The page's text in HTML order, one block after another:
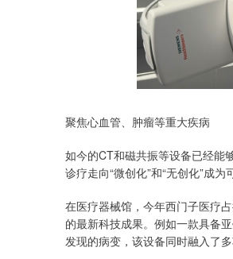
聚焦心血管、肿瘤等重大疾病
如今的CT和磁共振等设备已经能
诊疗走向“微创化”和“无创化”成为
在医疗器械馆，今年西门子医疗
的最新科技成果。例如一款具备
发现的病变，该设备同时融入了